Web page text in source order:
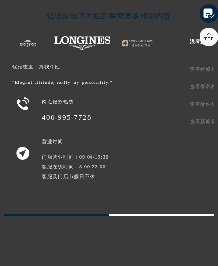
轻轻滑动下方栏目探索更多精彩内容
优雅态度，真我个性
"Elegant attitude, really my personality.”
 网点服务热线
400-995-7728

营业时间：
门店营业时间：09:00-19:30
客服在线时间：8:00-22:00
客服及门店节假日不休
浪琴文章库
查看维修相
查看保养相
查看配件相
查看新闻资

